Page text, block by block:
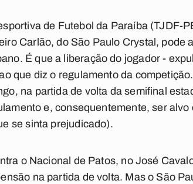
de Futebol da Paraíba (TJDF-
Carlão, do São Paulo Crystal, pode
É que a liberação do jogador -
que diz o regulamento da
na partida de volta da semifinal
e, consequentemente, ser
se sinta prejudicado).
o Nacional de Patos, no José
na partida de volta. Mas o São